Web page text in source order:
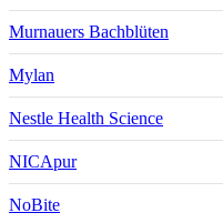
Murnauers Bachblüten
Mylan
Nestle Health Science
NICApur
NoBite